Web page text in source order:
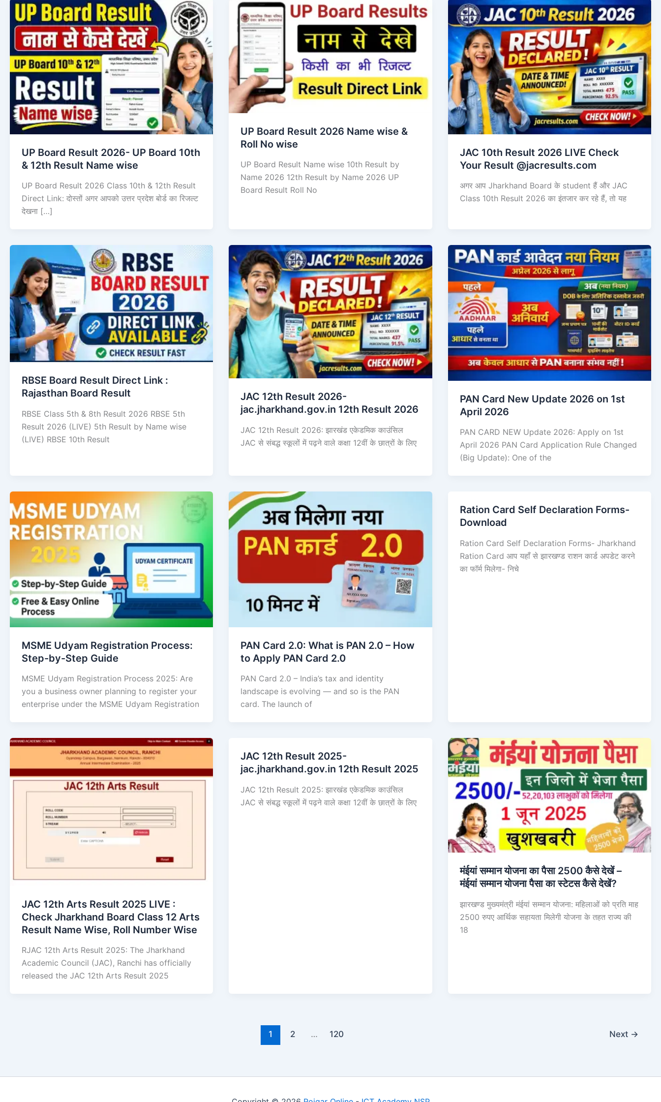
UP Board Result 2026- UP Board 10th
& 12th Result Name wise
UP Board Result 2026 Class 10th & 12th Result
Direct Link: दोस्तों अगर आपको उत्तर प्रदेश बोर्ड का रिजल्ट
देखना […]
UP Board Result 2026 Name wise &
Roll No wise
UP Board Result Name wise 10th Result by
Name 2026 12th Result by Name 2026 UP
Board Result Roll No
JAC 10th Result 2026 LIVE Check
Your Result @jacresults.com
अगर आप Jharkhand Board के student हैं और JAC
Class 10th Result 2026 का इंतजार कर रहे हैं, तो यह
RBSE Board Result Direct Link : ​
Rajasthan Board Result
RBSE Class 5th & 8th Result 2026 RBSE 5th
Result 2026 (LIVE) 5th Result by Name wise
(LIVE) RBSE 10th Result
JAC 12th Result 2026-
jac.jharkhand.gov.in 12th Result 2026
JAC 12th Result 2026: झारखंड एकेडमिक काउंसिल
JAC से संबद्ध स्कूलों में पढ़ने वाले कक्षा 12वीं के छात्रों के लिए
PAN Card New Update 2026 on 1st
April 2026
PAN CARD NEW Update 2026: Apply on 1st
April 2026 PAN Card Application Rule Changed
(Big Update): One of the
MSME Udyam Registration Process:
Step-by-Step Guide
MSME Udyam Registration Process 2025: Are
you a business owner planning to register your
enterprise under the MSME Udyam Registration
PAN Card 2.0: What is PAN 2.0 – How
to Apply PAN Card 2.0
PAN Card 2.0 – India’s tax and identity
landscape is evolving — and so is the PAN
card. The launch of
Ration Card Self Declaration Forms-
Download
Ration Card Self Declaration Forms- Jharkhand
Ration Card आप यहाँ से झारखण्ड राशन कार्ड अपडेट करने
का फॉर्म मिलेगा- निचे
JAC 12th Arts Result 2025 LIVE :
Check Jharkhand Board Class 12 Arts
Result Name Wise, Roll Number Wise
RJAC 12th Arts Result 2025: The Jharkhand
Academic Council (JAC), Ranchi has officially
released the JAC 12th Arts Result 2025
JAC 12th Result 2025-
jac.jharkhand.gov.in 12th Result 2025
JAC 12th Result 2025: झारखंड एकेडमिक काउंसिल
JAC से संबद्ध स्कूलों में पढ़ने वाले कक्षा 12वीं के छात्रों के लिए
मंईयां सम्मान योजना का पैसा 2500 कैसे देखें –
मंईयां सम्मान योजना पैसा का स्टेटस कैसे देखें?
झारखण्ड मुख्यमंत्री मंईयां सम्मान योजना: महिलाओं को प्रति माह
2500 रुपए आर्थिक सहायता मिलेगी योजना के तहत राज्य की
18
1 2 … 120 Next →